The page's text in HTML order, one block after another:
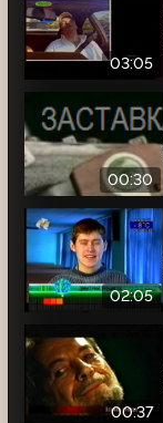
03:05
00:30
02:05
00:37